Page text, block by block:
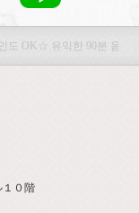
도 OK☆ 유익한 90분 음
１０階